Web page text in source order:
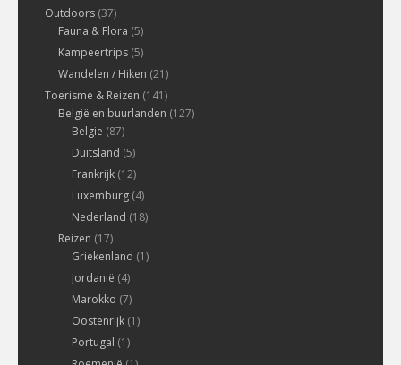
Outdoors (37)
Fauna & Flora (5)
Kampeertrips (5)
Wandelen / Hiken (21)
Toerisme & Reizen (141)
België en buurlanden (127)
Belgie (87)
Duitsland (5)
Frankrijk (12)
Luxemburg (4)
Nederland (18)
Reizen (17)
Griekenland (1)
Jordanië (4)
Marokko (7)
Oostenrijk (1)
Portugal (1)